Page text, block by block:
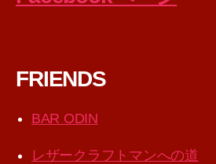
FRIENDS
BAR ODIN
レザークラフトマンへの道